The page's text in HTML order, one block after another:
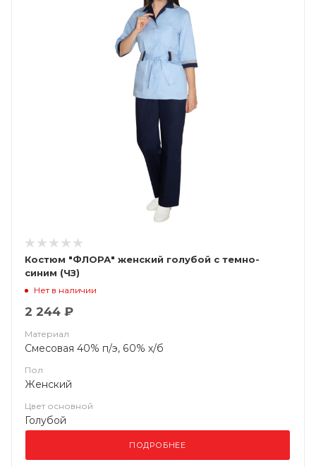
Костюм "ФЛОРА" женский голубой с темно-
синим (ЧЗ)
Нет в наличии
2 244 ₽
Материал
Смесовая 40% п/э, 60% х/б
Пол
Женский
Цвет основной
Голубой
ПОДРОБНЕЕ